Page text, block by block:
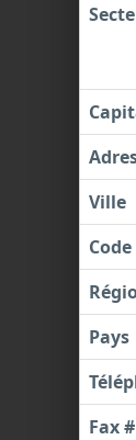
Ville
Pays
Fax